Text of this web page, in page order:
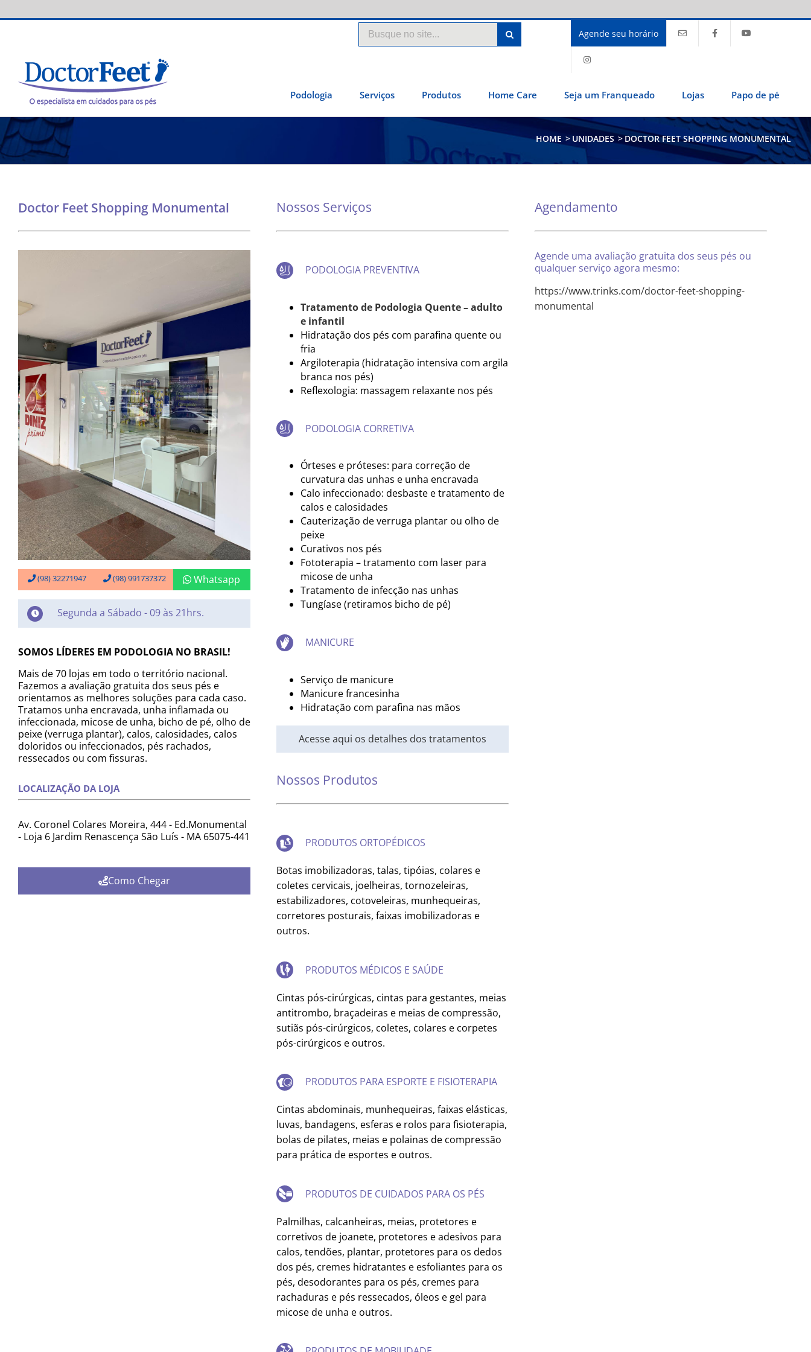
Search
for:
Agende seu horário
Podologia Serviços Produtos Home Care Seja um Franqueado Lojas Papo de pé
HOME > UNIDADES >DOCTOR FEET SHOPPING MONUMENTAL
Doctor Feet Shopping Monumental
(98) 32271947 (98) 991737372 Whatsapp
Segunda a Sábado - 09 às 21hrs.
SOMOS LÍDERES EM PODOLOGIA NO BRASIL!
Mais de 70 lojas em todo o território nacional.
Fazemos a avaliação gratuita dos seus pés e
orientamos as melhores soluções para cada caso.
Tratamos unha encravada, unha inflamada ou
infeccionada, micose de unha, bicho de pé, olho de
peixe (verruga plantar), calos, calosidades, calos
doloridos ou infeccionados, pés rachados,
ressecados ou com fissuras.
LOCALIZAÇÃO DA LOJA
Av. Coronel Colares Moreira, 444 - Ed.Monumental
- Loja 6 Jardim Renascença São Luís - MA 65075-441
Como Chegar
Nossos Serviços
PODOLOGIA PREVENTIVA
Tratamento de Podologia Quente – adulto
e infantil
Hidratação dos pés com parafina quente ou
fria
Argiloterapia (hidratação intensiva com argila
branca nos pés)
Reflexologia: massagem relaxante nos pés
PODOLOGIA CORRETIVA
Órteses e próteses: para correção de
curvatura das unhas e unha encravada
Calo infeccionado: desbaste e tratamento de
calos e calosidades
Cauterização de verruga plantar ou olho de
peixe
Curativos nos pés
Fototerapia – tratamento com laser para
micose de unha
Tratamento de infecção nas unhas
Tungíase (retiramos bicho de pé)
MANICURE
Serviço de manicure
Manicure francesinha
Hidratação com parafina nas mãos
Acesse aqui os detalhes dos tratamentos
Nossos Produtos
PRODUTOS ORTOPÉDICOS
Botas imobilizadoras, talas, tipóias, colares e
coletes cervicais, joelheiras, tornozeleiras,
estabilizadores, cotoveleiras, munhequeiras,
corretores posturais, faixas imobilizadoras e
outros.
PRODUTOS MÉDICOS E SAÚDE
Cintas pós-cirúrgicas, cintas para gestantes, meias
antitrombo, braçadeiras e meias de compressão,
sutiãs pós-cirúrgicos, coletes, colares e corpetes
pós-cirúrgicos e outros.
PRODUTOS PARA ESPORTE E FISIOTERAPIA
Cintas abdominais, munhequeiras, faixas elásticas,
luvas, bandagens, esferas e rolos para fisioterapia,
bolas de pilates, meias e polainas de compressão
para prática de esportes e outros.
PRODUTOS DE CUIDADOS PARA OS PÉS
Palmilhas, calcanheiras, meias, protetores e
corretivos de joanete, protetores e adesivos para
calos, tendões, plantar, protetores para os dedos
dos pés, cremes hidratantes e esfoliantes para os
pés, desodorantes para os pés, cremes para
rachaduras e pés ressecados, óleos e gel para
micose de unha e outros.
Agendamento
Agende uma avaliação gratuita dos seus pés ou
qualquer serviço agora mesmo:
https://www.trinks.com/doctor-feet-shopping-
monumental